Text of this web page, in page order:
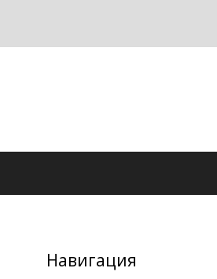
Навигация